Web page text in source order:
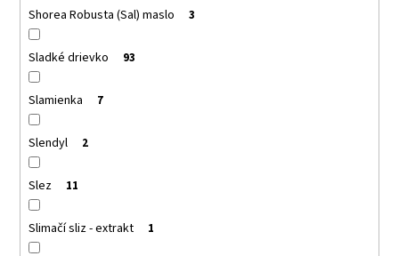
Shorea Robusta (Sal) maslo 3
Sladké drievko 93
Slamienka 7
Slendyl 2
Slez 11
Slimačí sliz - extrakt 1